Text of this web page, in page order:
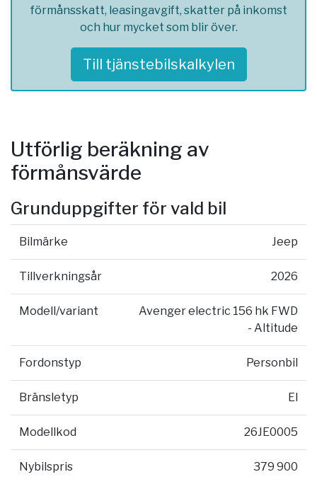
förmånsskatt, leasingavgift, skatter på inkomst
och hur mycket som blir över.
Till tjänstebilskalkylen
Utförlig beräkning av
förmånsvärde
Grunduppgifter för vald bil
Bilmärke Jeep
Tillverkningsår 2026
Modell/variant
Avenger electric 156 hk FWD
- Altitude
Fordonstyp Personbil
Bränsletyp El
Modellkod 26JE0005
Nybilspris 379 900